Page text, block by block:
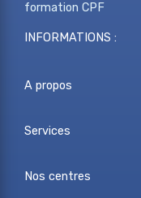
formation CPF
INFORMATIONS :
A propos
Services
Nos centres